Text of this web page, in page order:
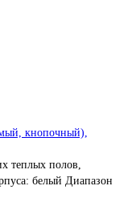
кнопочный),
теплых полов,
белый Диапазон